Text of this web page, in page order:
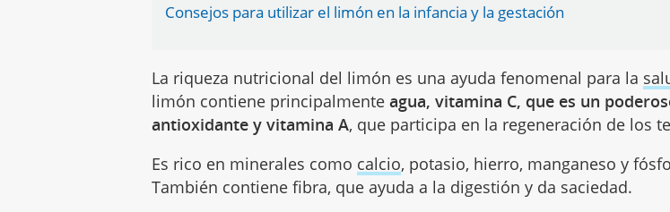
Consejos para utilizar el limón en la infancia y la gestación
La riqueza nutricional del limón es una ayuda fenomenal para la
limón contiene principalmenteagua, vitamina C, que es un
antioxidante y vitamina A, que participa en la regeneración de los
Es rico en minerales como calcio, potasio, hierro, manganeso y
También contiene fibra, que ayuda a la digestión y da saciedad.